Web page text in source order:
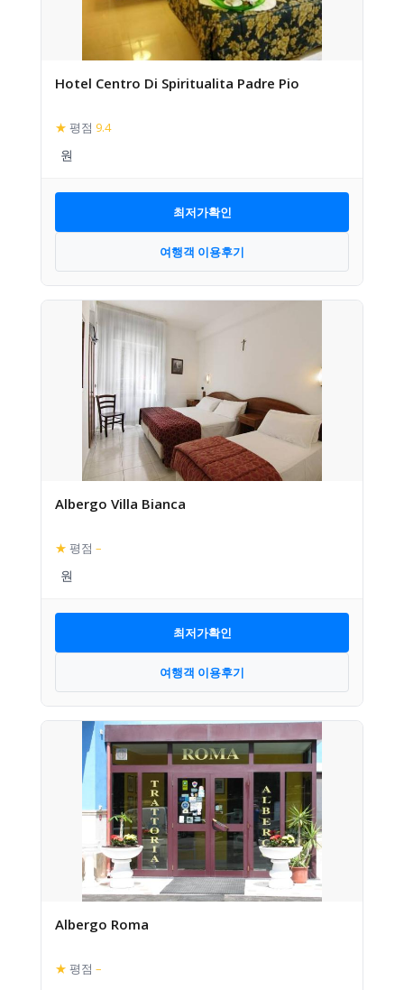
Hotel Centro Di Spiritualita Padre Pio
★ 평점 9.4
최저가확인
여행객 이용후기
Albergo Villa Bianca
★ 평점 –
최저가확인
여행객 이용후기
Albergo Roma
★ 평점 –